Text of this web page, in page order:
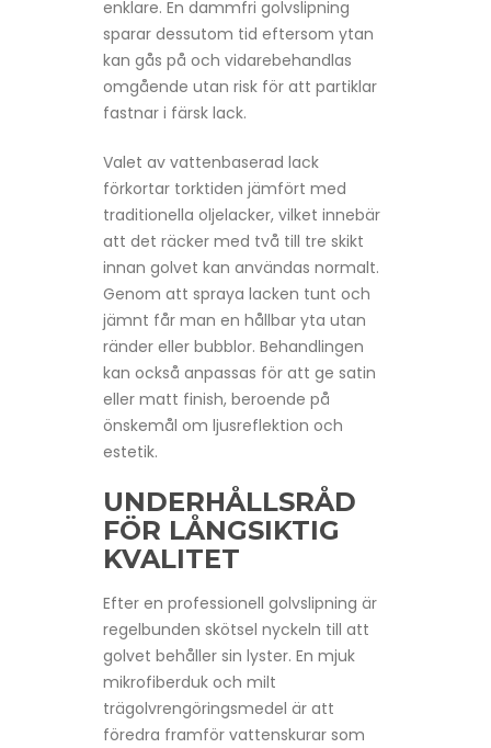
enklare. En dammfri golvslipning
sparar dessutom tid eftersom ytan
kan gås på och vidarebehandlas
omgående utan risk för att partiklar
fastnar i färsk lack.
Valet av vattenbaserad lack
förkortar torktiden jämfört med
traditionella oljelacker, vilket innebär
att det räcker med två till tre skikt
innan golvet kan användas normalt.
Genom att spraya lacken tunt och
jämnt får man en hållbar yta utan
ränder eller bubblor. Behandlingen
kan också anpassas för att ge satin
eller matt finish, beroende på
önskemål om ljusreflektion och
estetik.
UNDERHÅLLSRÅD
FÖR LÅNGSIKTIG
KVALITET
Efter en professionell golvslipning är
regelbunden skötsel nyckeln till att
golvet behåller sin lyster. En mjuk
mikrofiberduk och milt
trägolvrengöringsmedel är att
föredra framför vattenskurar som